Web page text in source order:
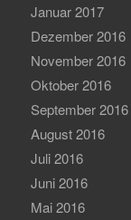
Januar 2017
Dezember 2016
November 2016
Oktober 2016
September 2016
August 2016
Juli 2016
Juni 2016
Mai 2016